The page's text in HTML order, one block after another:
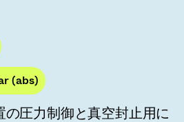
(abs)
圧力制御と真空封止用に